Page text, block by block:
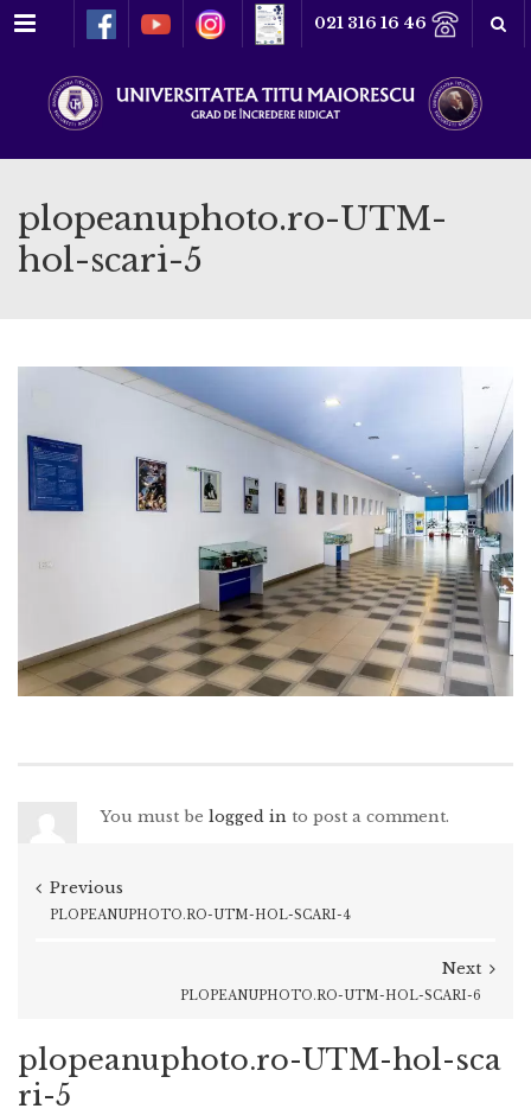
Meniu 021 316 16 46
plopeanuphoto.ro-UTM-
hol-scari-5
You must be logged in to post a comment.
Previous
PLOPEANUPHOTO.RO-UTM-HOL-SCARI-4
Next
PLOPEANUPHOTO.RO-UTM-HOL-SCARI-6
plopeanuphoto.ro-UTM-hol-sca
ri-5